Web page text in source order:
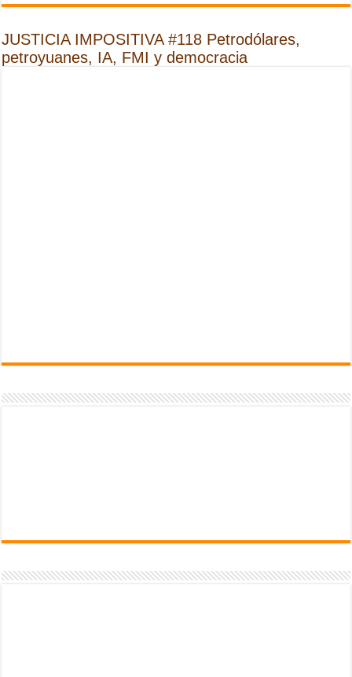
JUSTICIA IMPOSITIVA #118 Petrodólares,
petroyuanes, IA, FMI y democracia